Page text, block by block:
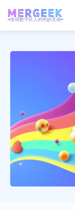
发现数字匠人的绝妙灵感